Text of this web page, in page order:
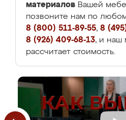
материалов Вашей
позвоните нам по
8 (800) 511-89-55, 8
8 (926) 409-68-13, и наш
рассчитает стоимость.